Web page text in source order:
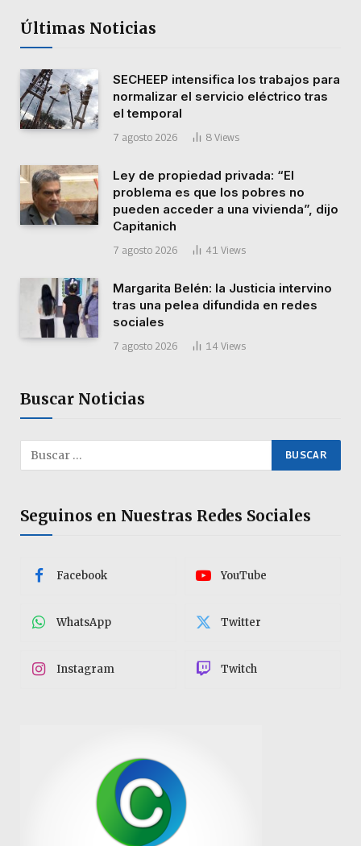
Últimas Noticias
SECHEEP intensifica los trabajos para
normalizar el servicio eléctrico tras
el temporal
7 agosto 2026 8 Views
Ley de propiedad privada: “El
problema es que los pobres no
pueden acceder a una vivienda”, dijo
Capitanich
7 agosto 2026 41 Views
Margarita Belén: la Justicia intervino
tras una pelea difundida en redes
sociales
7 agosto 2026 14 Views
Buscar Noticias
Seguinos en Nuestras Redes Sociales
Facebook YouTube
WhatsApp Twitter
Instagram Twitch